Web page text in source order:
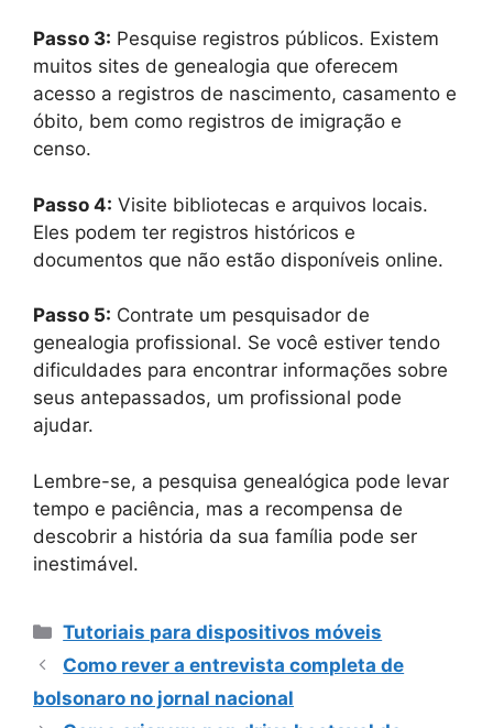
Passo 3: Pesquise registros públicos. Existem
muitos sites de genealogia que oferecem
acesso a registros de nascimento, casamento e
óbito, bem como registros de imigração e
censo.
Passo 4: Visite bibliotecas e arquivos locais.
Eles podem ter registros históricos e
documentos que não estão disponíveis online.
Passo 5: Contrate um pesquisador de
genealogia profissional. Se você estiver tendo
dificuldades para encontrar informações sobre
seus antepassados, um profissional pode
ajudar.
Lembre-se, a pesquisa genealógica pode levar
tempo e paciência, mas a recompensa de
descobrir a história da sua família pode ser
inestimável.
Categorias
Tutoriais para dispositivos móveis
Como rever a entrevista completa de
bolsonaro no jornal nacional